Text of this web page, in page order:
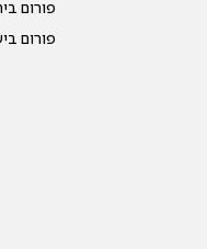
פורום
פורום